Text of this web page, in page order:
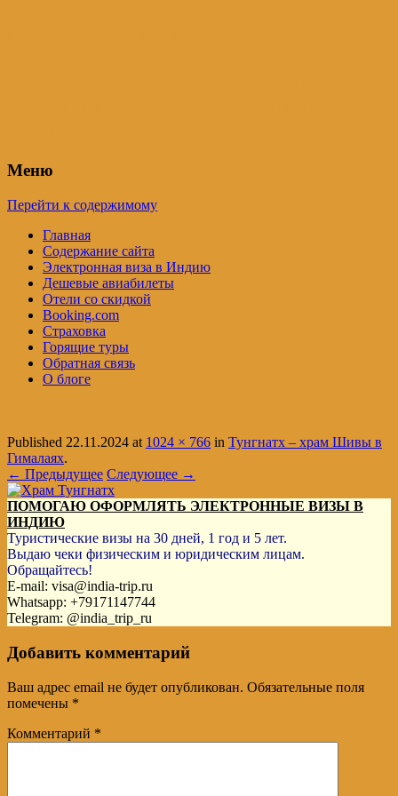
Меню
Перейти к содержимому
Главная
Содержание сайта
Электронная виза в Индию
Дешевые авиабилеты
Отели со скидкой
Booking.com
Страховка
Горящие туры
Обратная связь
О блоге
Published 22.11.2024 at 1024 × 766 in Тунгнатх – храм Шивы в
Гималаях.
← Предыдущее Следующее →
ПОМОГАЮ ОФОРМЛЯТЬ ЭЛЕКТРОННЫЕ ВИЗЫ В
ИНДИЮ
Туристические визы на 30 дней, 1 год и 5 лет.
Выдаю чеки физическим и юридическим лицам.
Обращайтесь!
E-mail: visa@india-trip.ru
Whatsapp: +79171147744
Telegram: @india_trip_ru
Добавить комментарий
Ваш адрес email не будет опубликован. Обязательные поля
помечены *
Комментарий *